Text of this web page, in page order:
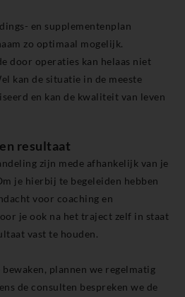
en supplementenplan
zo optimaal mogelijk.
door operaties kan helaas niet
kan de situatie in de meeste
en kan de kwaliteit van leven
resultaat
zijn mede afhankelijk van je
je hierbij te begeleiden hebben
voor coaching en
je ook na het traject zelf in staat
vast te houden.
plannen we regelmatig
de consulten bespreken we de